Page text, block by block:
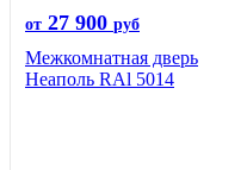
от 27 900 руб
Межкомнатная дверь
Неаполь RAl 5014